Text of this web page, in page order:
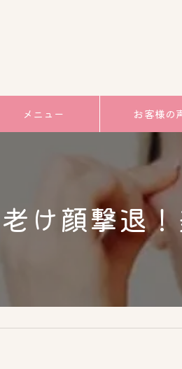
メニュー お客様の
老け顔撃退